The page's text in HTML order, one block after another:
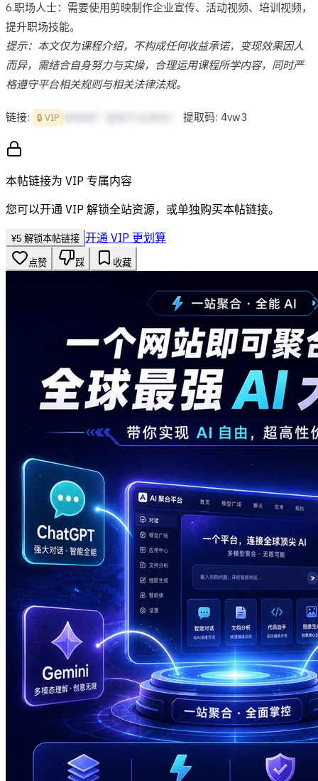
6.职场人士：需要使用剪映制作企业宣传、活动视频、培训视频，
提升职场技能。
提示：本文仅为课程介绍，不构成任何收益承诺，变现效果因人
而异，需结合自身努力与实操，合理运用课程所学内容，同时严
格遵守平台相关规则与相关法律法规。
链接: 🔒 VIP 提取码: 4vw3
本帖链接为 VIP 专属内容
您可以开通 VIP 解锁全站资源，或单独购买本帖链接。
¥5 解锁本帖链接 开通 VIP 更划算
点赞 踩 收藏